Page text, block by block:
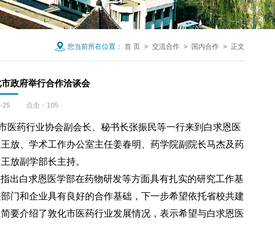
您当前所在位置： 首 页 > 交流合作 > 国内合作 > 正文
政府举行合作洽谈会
25 点击： 105
医药行业协会副会长、秘书长张振民等一行来到白求恩医
放、学术工作办公室主任姜春明、药学院副院长马杰及药
放副学部长主持。
出白求恩医学部在药物研发等方面具有扎实的研究工作基
门和企业具有良好的合作基础，下一步希望依托省校共建
要介绍了敦化市医药行业发展情况，表示希望与白求恩医